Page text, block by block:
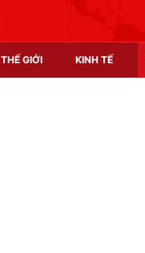
THẾ GIỚI KINH TẾ